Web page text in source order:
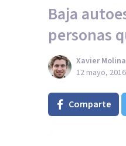
Baja
personas
Xavier Molina
12 mayo,
Comparte